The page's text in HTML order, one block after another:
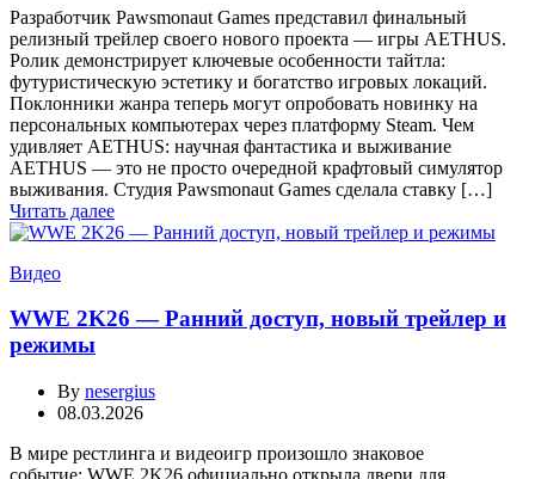
Разработчик Pawsmonaut Games представил финальный
релизный трейлер своего нового проекта — игры AETHUS.
Ролик демонстрирует ключевые особенности тайтла:
футуристическую эстетику и богатство игровых локаций.
Поклонники жанра теперь могут опробовать новинку на
персональных компьютерах через платформу Steam. Чем
удивляет AETHUS: научная фантастика и выживание
AETHUS — это не просто очередной крафтовый симулятор
выживания. Студия Pawsmonaut Games сделала ставку […]
Читать далее
Видео
WWE 2K26 — Ранний доступ, новый трейлер и
режимы
By nesergius
08.03.2026
В мире рестлинга и видеоигр произошло знаковое